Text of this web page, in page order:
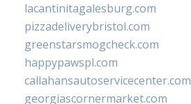
lacantinitagalesburg.com
pizzadeliverybristol.com
greenstarsmogcheck.com
happypawspl.com
callahansautoservicecenter.com
georgiascornermarket.com